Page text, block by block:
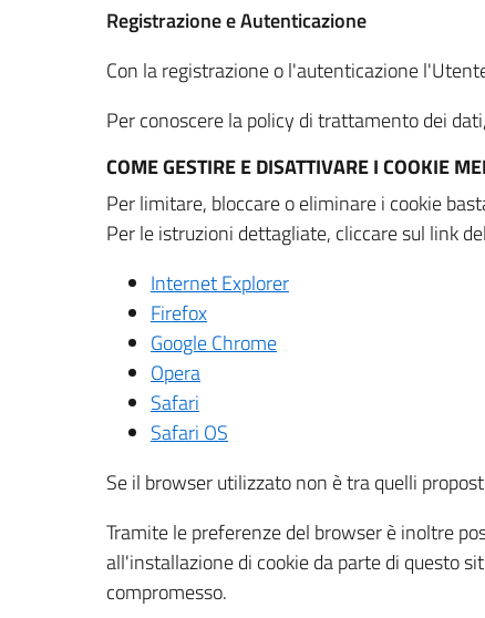
Registrazione e Autenticazione
Con la registrazione o l'autenticazione
Per conoscere la policy di trattamento dei
COME GESTIRE E DISATTIVARE I COOKIE
Per limitare, bloccare o eliminare i cookie
Per le istruzioni dettagliate, cliccare sul link
Internet Explorer
Firefox
Google Chrome
Opera
Safari
Safari OS
Se il browser utilizzato non è tra quelli
Tramite le preferenze del browser è inoltre
all'installazione di cookie da parte di questo
compromesso.